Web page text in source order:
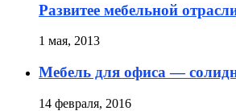
Развитее мебельной
1 мая, 2013
Мебель для офиса —
14 февраля, 2016